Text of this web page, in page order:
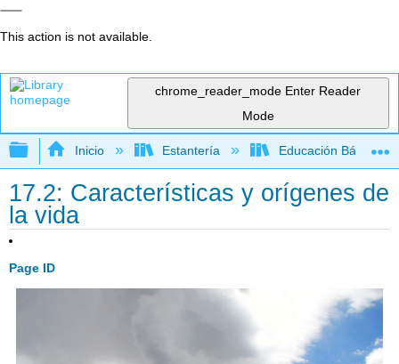
This action is not available.
chrome_reader_mode Enter Reader
Mode
Expandir/contraer jerarquía global
Inicio Estantería Educación Básica
17.2: Características y orígenes de
la vida
Page ID